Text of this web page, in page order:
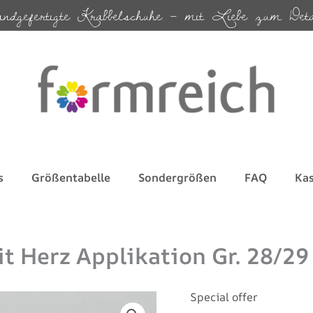
Krabbelschuhe – mit Liebe zum
Größentabelle Sondergrößen FAQ
Herz Applikation Gr. 28/29
Special offer
braune